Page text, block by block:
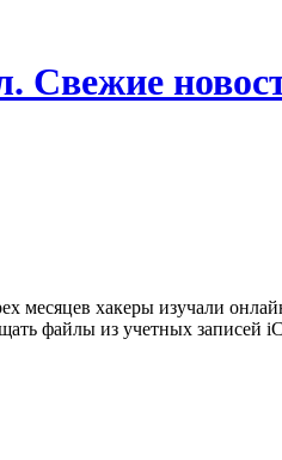
Свежие
месяцев хакеры изучали
файлы из учетных записей